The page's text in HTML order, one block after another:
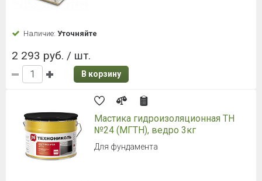
Наличие: Уточняйте
2 293 руб. / шт.
В корзину
Мастика гидроизоляционная ТН
№24 (МГТН), ведро 3кг
Для фундамента